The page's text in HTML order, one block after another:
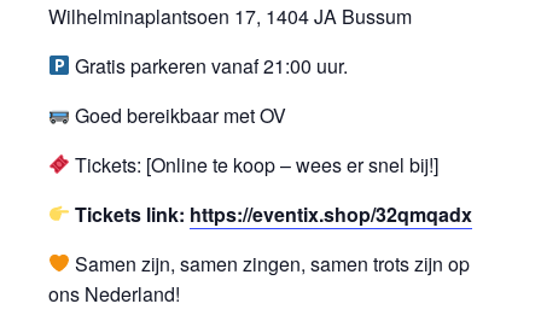
Wilhelminaplantsoen 17, 1404 JA Bussum
Gratis parkeren vanaf 21:00 uur.
Goed bereikbaar met OV
Tickets: [Online te koop – wees er snel bij!]
Tickets link: https://eventix.shop/32qmqadx
Samen zijn, samen zingen, samen trots zijn op
ons Nederland!